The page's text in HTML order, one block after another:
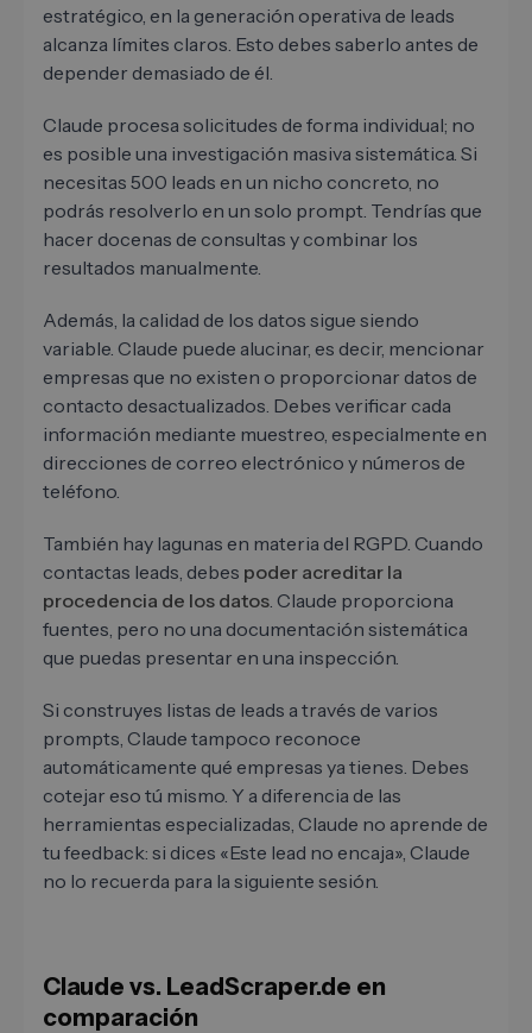
estratégico, en la generación operativa de leads
alcanza límites claros. Esto debes saberlo antes de
depender demasiado de él.
Claude procesa solicitudes de forma individual; no
es posible una investigación masiva sistemática. Si
necesitas 500 leads en un nicho concreto, no
podrás resolverlo en un solo prompt. Tendrías que
hacer docenas de consultas y combinar los
resultados manualmente.
Además, la calidad de los datos sigue siendo
variable. Claude puede alucinar, es decir, mencionar
empresas que no existen o proporcionar datos de
contacto desactualizados. Debes verificar cada
información mediante muestreo, especialmente en
direcciones de correo electrónico y números de
teléfono.
También hay lagunas en materia del RGPD. Cuando
contactas leads, debes poder acreditar la
procedencia de los datos . Claude proporciona
fuentes, pero no una documentación sistemática
que puedas presentar en una inspección.
Si construyes listas de leads a través de varios
prompts, Claude tampoco reconoce
automáticamente qué empresas ya tienes. Debes
cotejar eso tú mismo. Y a diferencia de las
herramientas especializadas, Claude no aprende de
tu feedback: si dices «Este lead no encaja», Claude
no lo recuerda para la siguiente sesión.
Claude vs. LeadScraper.de en
comparación